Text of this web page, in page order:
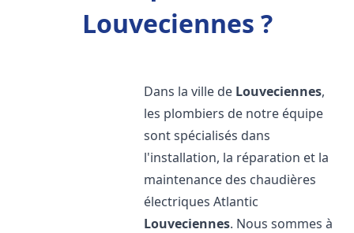
Louveciennes ?
Dans la ville de Louveciennes,
les plombiers de notre équipe
sont spécialisés dans
l'installation, la réparation et la
maintenance des chaudières
électriques Atlantic
Louveciennes. Nous sommes à